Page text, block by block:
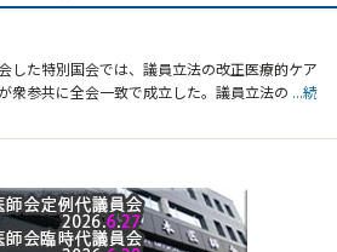
した特別国会では、議員立法の改正医療的ケア
衆参共に全会一致で成立した。議員立法の ...続